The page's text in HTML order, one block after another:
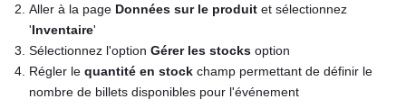
Aller à la page Données sur le produit et sélectionnez
'Inventaire'
Sélectionnez l'option Gérer les stocks option
Régler le quantité en stock champ permettant de définir le
nombre de billets disponibles pour l'événement